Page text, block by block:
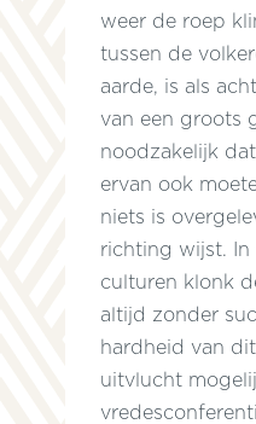
weer de roep
tussen de
aarde, is als
van een groots
noodzakelijk
ervan ook
niets is
richting wijst. In
culturen klonk
altijd zonder
hardheid van
uitvlucht